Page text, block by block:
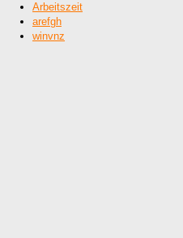
Arbeitszeit
arefgh
winvnz